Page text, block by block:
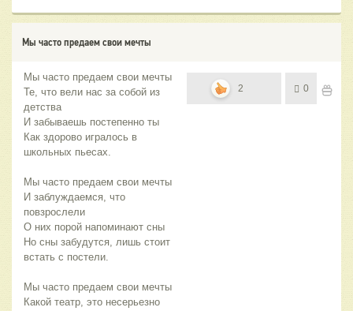
Мы часто предаем свои мечты
Мы часто предаем свои мечты
Те, что вели нас за собой из
детства
И забываешь постепенно ты
Как здорово игралось в
школьных пьесах.
Мы часто предаем свои мечты
И заблуждаемся, что
повзрослели
О них порой напоминают сны
Но сны забудутся, лишь стоит
встать с постели.
Мы часто предаем свои мечты
Какой театр, это несерьезно
2 0